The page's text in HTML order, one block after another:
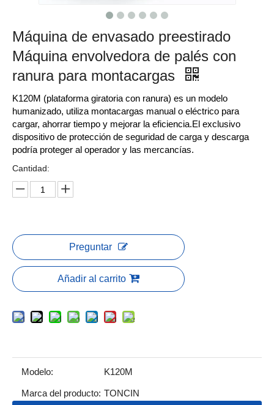
Máquina de envasado preestirado
Máquina envolvedora de palés con
ranura para montacargas
K120M (plataforma giratoria con ranura) es un modelo
humanizado, utiliza montacargas manual o eléctrico para
cargar, ahorrar tiempo y mejorar la eficiencia.El exclusivo
dispositivo de protección de seguridad de carga y descarga
podría proteger al operador y las mercancías.
Cantidad:
Preguntar
Añadir al carrito
Modelo: K120M
Marca del producto: TONCIN